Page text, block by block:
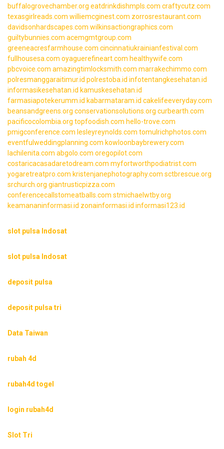
buffalogrovechamber.org eatdrinkdishmpls.com craftycutz.com
texasgirlreads.com williemcginest.com zorrosrestaurant.com
davidsonhardscapes.com wilkinsactiongraphics.com
guiltybunnies.com acemgmtgroup.com
greeneacresfarmhouse.com cincinnatiukrainianfestival.com
fullhousesa.com oyaguerefineart.com healthywife.com
pbcvoice.com amazingtimlocksmith.com marrakechimmo.com
polresmanggaraitimur.id polrestoba.id infotentangkesehatan.id
informasikesehatan.id kamuskesehatan.id
farmasiapotekerumm.id kabarmataram.id cakelifeeveryday.com
beansandgreens.org conservationsolutions.org curbearth.com
pacificocolombia.org topfoodish.com hello-trove.com
pmigconference.com lesleyreynolds.com tomulrichphotos.com
eventfulweddingplanning.com kowloonbaybrewery.com
lachilenita.com abgolo.com oregopilot.com
costaricacasadaretodream.com myfortworthpodiatrist.com
yogaretreatpro.com kristenjanephotography.com sctbrescue.org
srchurch.org giantrusticpizza.com
conferencecallstomeatballs.com stmichaelwtby.org
keamananinformasi.id zonainformasi.id informasi123.id
slot pulsa Indosat
slot pulsa Indosat
deposit pulsa
deposit pulsa tri
Data Taiwan
rubah 4d
rubah4d togel
login rubah4d
Slot Tri